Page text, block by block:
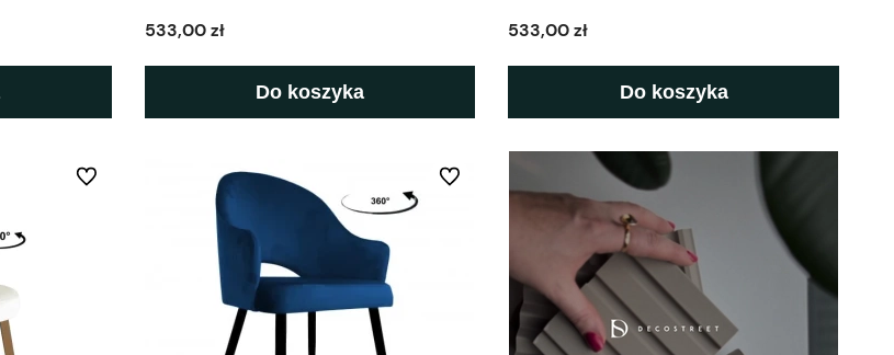
533,00 zł
Do koszyka
533,00 zł
Do koszyka
Do ulubionych Do ulubionych